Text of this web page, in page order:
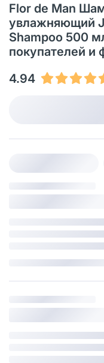
Flor de Man
увлажняющий
Shampoo 500
покупателей и
4.94